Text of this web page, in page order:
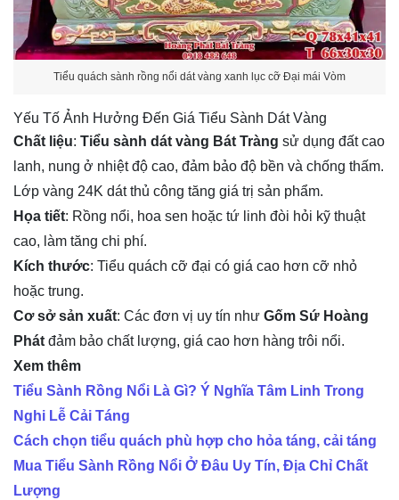
Tiểu quách sành rồng nổi dát vàng xanh lục cỡ Đại mái Vòm
Yếu Tố Ảnh Hưởng Đến Giá Tiểu Sành Dát Vàng
Chất liệu: Tiểu sành dát vàng Bát Tràng sử dụng đất cao
lanh, nung ở nhiệt độ cao, đảm bảo độ bền và chống thấm.
Lớp vàng 24K dát thủ công tăng giá trị sản phẩm.
Họa tiết: Rồng nổi, hoa sen hoặc tứ linh đòi hỏi kỹ thuật
cao, làm tăng chi phí.
Kích thước: Tiểu quách cỡ đại có giá cao hơn cỡ nhỏ
hoặc trung.
Cơ sở sản xuất: Các đơn vị uy tín như Gốm Sứ Hoàng
Phát đảm bảo chất lượng, giá cao hơn hàng trôi nổi.
Xem thêm
Tiểu Sành Rồng Nổi Là Gì? Ý Nghĩa Tâm Linh Trong
Nghi Lễ Cải Táng
Cách chọn tiểu quách phù hợp cho hỏa táng, cải táng
Mua Tiểu Sành Rồng Nổi Ở Đâu Uy Tín, Địa Chỉ Chất
Lượng